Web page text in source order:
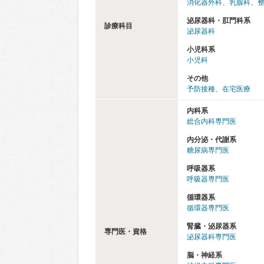
診療科目
消化器外科、 乳腺科、
泌尿器科・肛門科系
泌尿器科
小児科系
小児科
その他
予防接種、 在宅医療
専門医・資格
内科系
総合内科専門医
内分泌・代謝系
糖尿病専門医
呼吸器系
呼吸器専門医
循環器系
循環器専門医
腎臓・泌尿器系
泌尿器科専門医
脳・神経系